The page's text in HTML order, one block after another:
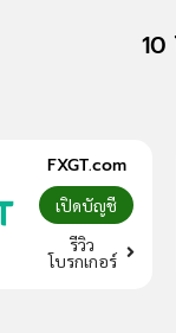
10
FXGT.com
เปิดบัญชี
รีวิว
โบรกเกอร์